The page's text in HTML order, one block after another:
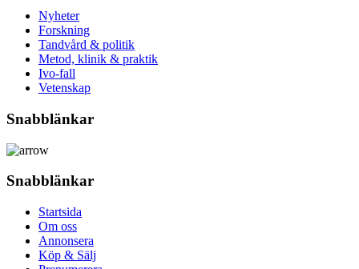
Nyheter
Forskning
Tandvård & politik
Metod, klinik & praktik
Ivo-fall
Vetenskap
Snabblänkar
Snabblänkar
Startsida
Om oss
Annonsera
Köp & Sälj